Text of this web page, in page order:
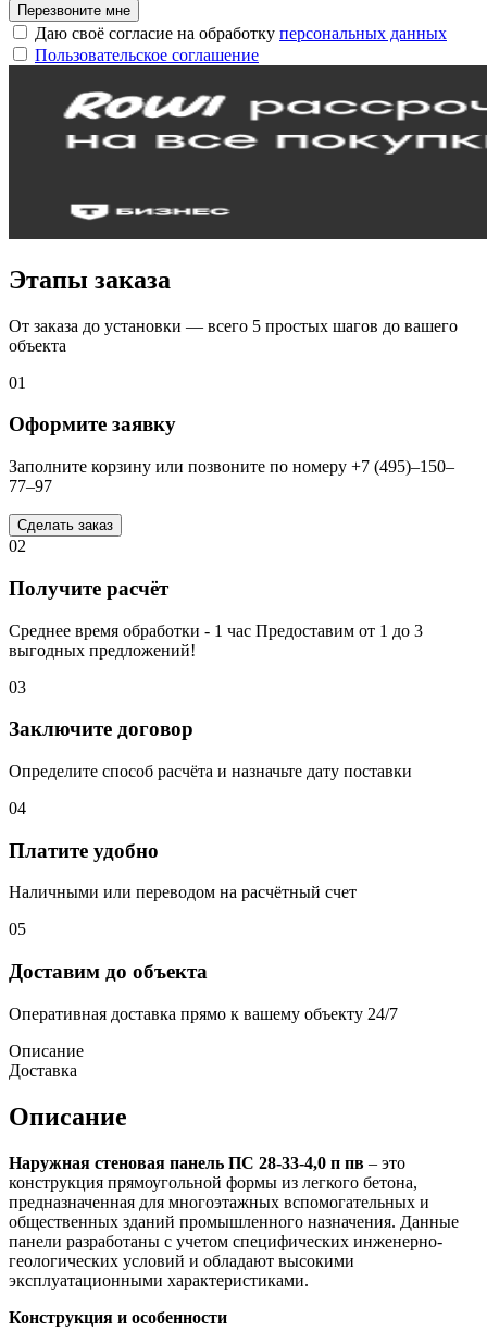
Перезвоните мне
Даю своё согласие на обработку персональных данных
Пользовательское соглашение
Этапы заказа
От заказа до установки — всего 5 простых шагов до вашего
объекта
01
Оформите заявку
Заполните корзину или позвоните по номеру +7 (495)–150–
77–97
Сделать заказ
02
Получите расчёт
Среднее время обработки - 1 час Предоставим от 1 до 3
выгодных предложений!
03
Заключите договор
Определите способ расчёта и назначьте дату поставки
04
Платите удобно
Наличными или переводом на расчётный счет
05
Доставим до объекта
Оперативная доставка прямо к вашему объекту 24/7
Описание
Доставка
Описание
Наружная стеновая панель ПС 28-33-4,0 п пв – это
конструкция прямоугольной формы из легкого бетона,
предназначенная для многоэтажных вспомогательных и
общественных зданий промышленного назначения. Данные
панели разработаны с учетом специфических инженерно-
геологических условий и обладают высокими
эксплуатационными характеристиками.
Конструкция и особенности